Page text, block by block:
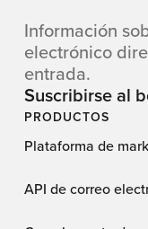
Información
electrónico
entrada.
Suscribirse al
PRODUCTOS
Plataforma de
API de correo